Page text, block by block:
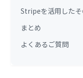
Stripeを活用した
まとめ
よくあるご質問